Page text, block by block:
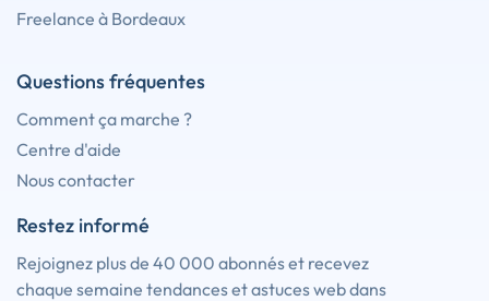
Freelance à Bordeaux
Questions fréquentes
Comment ça marche ?
Centre d'aide
Nous contacter
Restez informé
Rejoignez plus de 40 000 abonnés et recevez
chaque semaine tendances et astuces web dans